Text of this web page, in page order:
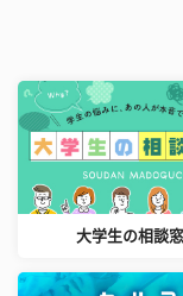
大学生の相談